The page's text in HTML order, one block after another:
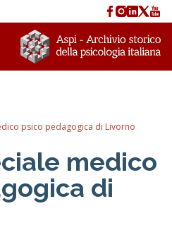
psico pedagogica di Livorno
medico
di